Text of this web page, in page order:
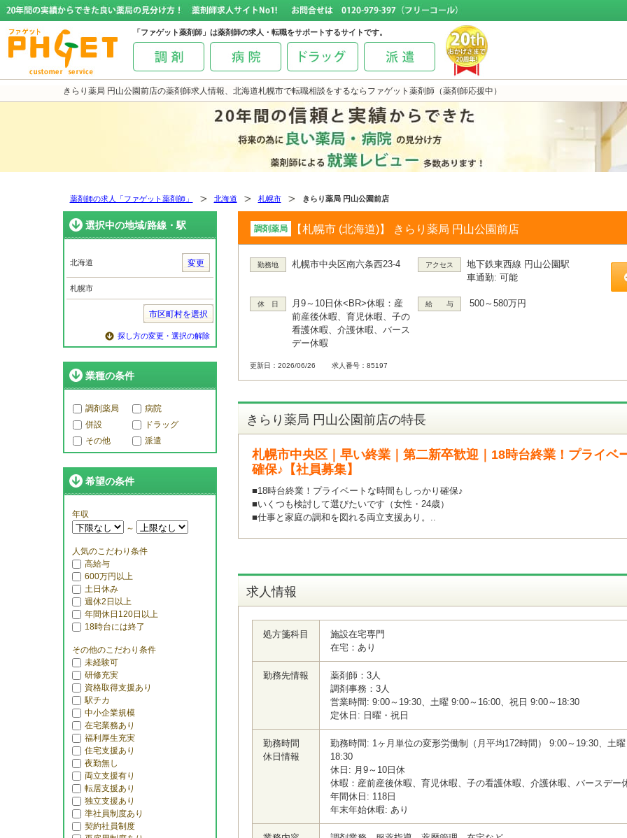
きらり薬局 円山公園前店の薬剤師求人情報、北海道札幌市で転職相談をするならファゲット薬剤師（薬剤師応援中）
「ファゲット薬剤師」は薬剤師の求人・転職をサポートするサイトです。
薬剤師の求人「ファゲット薬剤師」 北海道 札幌市 きらり薬局 円山公園前店
選択中の地域/路線・駅
北海道 変更
札幌市
市区町村を選択
探し方の変更・選択の解除
業種の条件
調剤薬局
病院
併設
ドラッグ
その他
派遣
希望の条件
年収
～
人気のこだわり条件
高給与
600万円以上
土日休み
週休2日以上
年間休日120日以上
18時台には終了
その他のこだわり条件
未経験可
研修充実
資格取得支援あり
駅チカ
中小企業規模
在宅業務あり
福利厚生充実
住宅支援あり
夜勤無し
両立支援有り
転居支援あり
独立支援あり
準社員制度あり
契約社員制度
調剤薬局 【札幌市 (北海道)】 きらり薬局 円山公園前店
勤務地 札幌市中央区南六条西23-4 アクセス
地下鉄東西線 円山公園駅
車通勤: 可能
休 日
月9～10日休<BR>休暇：産
前産後休暇、育児休暇、子の
看護休暇、介護休暇、バース
デー休暇
給 与 500～580万円
更新日：2026/06/26 求人番号：85197
きらり薬局 円山公園前店の特長
札幌市中央区｜早い終業｜第二新卒歓迎｜18時台終業！プライベ
確保♪【社員募集】
■18時台終業！プライベートな時間もしっかり確保♪
■いくつも検討して選びたいです（女性・24歳）
■仕事と家庭の調和を図れる両立支援あり。..
求人情報
処方箋科目
施設在宅専門
在宅：あり
勤務先情報
薬剤師：3人
調剤事務：3人
営業時間: 9:00～19:30、土曜 9:00～16:00、祝日 9:00～18:30
定休日: 日曜・祝日
勤務時間
休日情報
勤務時間: 1ヶ月単位の変形労働制（月平均172時間） 9:00～19:30、土
18:30
休日: 月9～10日休
休暇：産前産後休暇、育児休暇、子の看護休暇、介護休暇、バースデー
年間休日: 118日
年末年始休暇: あり